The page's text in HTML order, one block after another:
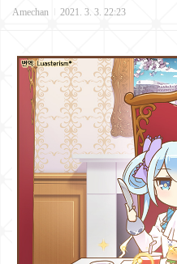
Amechan 2021. 3. 3. 22:23